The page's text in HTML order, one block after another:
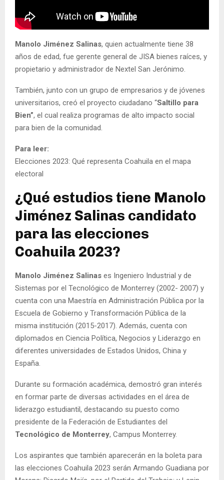
Manolo Jiménez Salinas, quien actualmente tiene 38
años de edad, fue gerente general de JISA bienes raíces, y
propietario y administrador de Nextel San Jerónimo.
También, junto con un grupo de empresarios y de jóvenes
universitarios, creó el proyecto ciudadano “Saltillo para
Bien”, el cual realiza programas de alto impacto social
para bien de la comunidad.
Para leer:
Elecciones 2023: Qué representa Coahuila en el mapa
electoral
¿Qué estudios tiene Manolo
Jiménez Salinas candidato
para las elecciones
Coahuila 2023?
Manolo Jiménez Salinas es Ingeniero Industrial y de
Sistemas por el Tecnológico de Monterrey (2002- 2007) y
cuenta con una Maestría en Administración Pública por la
Escuela de Gobierno y Transformación Pública de la
misma institución (2015-2017). Además, cuenta con
diplomados en Ciencia Política, Negocios y Liderazgo en
diferentes universidades de Estados Unidos, China y
España.
Durante su formación académica, demostró gran interés
en formar parte de diversas actividades en el área de
liderazgo estudiantil, destacando su puesto como
presidente de la Federación de Estudiantes del
Tecnológico de Monterrey, Campus Monterrey.
Los aspirantes que también aparecerán en la boleta para
las elecciones Coahuila 2023 serán Armando Guadiana por